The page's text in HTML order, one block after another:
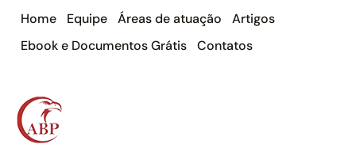
Home Equipe Áreas de atuação
Artigos
Ebook e Documentos Grátis
Contatos